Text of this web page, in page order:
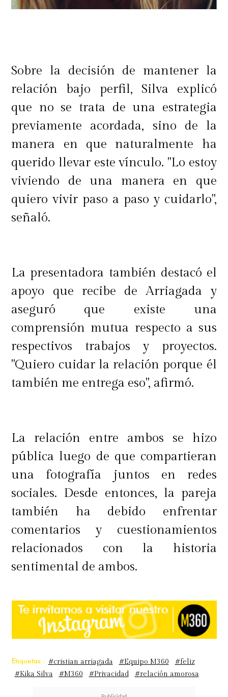
Sobre la decisión de mantener la
relación bajo perfil, Silva explicó
que no se trata de una estrategia
previamente acordada, sino de la
manera en que naturalmente ha
querido llevar este vínculo. "Lo estoy
viviendo de una manera en que
quiero vivir paso a paso y cuidarlo",
señaló.
La presentadora también destacó el
apoyo que recibe de Arriagada y
aseguró que existe una
comprensión mutua respecto a sus
respectivos trabajos y proyectos.
"Quiero cuidar la relación porque él
también me entrega eso", afirmó.
La relación entre ambos se hizo
pública luego de que compartieran
una fotografía juntos en redes
sociales. Desde entonces, la pareja
también ha debido enfrentar
comentarios y cuestionamientos
relacionados con la historia
sentimental de ambos.
Etiquetas : #cristian arriagada #Equipo M360
#feliz
#Kika Silva
#M360 #Privacidad #relación amorosa